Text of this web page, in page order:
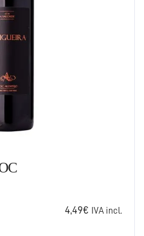
4,49€ IVA incl.